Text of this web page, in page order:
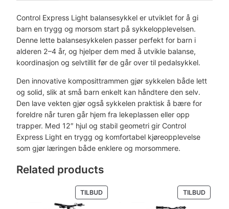
X
P
R
E
S
L
I
G
H
T
J
R
2
Control Express Light balansesykkel er utviklet for å gi
barn en trygg og morsom start på sykkelopplevelsen.
Denne lette balansesykkelen passer perfekt for barn i
alderen 2–4 år, og hjelper dem med å utvikle balanse,
koordinasjon og selvtillit før de går over til pedalsykkel.
Den innovative komposittrammen gjør sykkelen både lett
og solid, slik at små barn enkelt kan håndtere den selv.
Den lave vekten gjør også sykkelen praktisk å bære for
foreldre når turen går hjem fra lekeplassen eller opp
trapper. Med 12″ hjul og stabil geometri gir Control
Express Light en trygg og komfortabel kjøreopplevelse
som gjør læringen både enklere og morsommere.
Related products
TILBUDPRODUKT
PÅ
TILBUD
PÅ